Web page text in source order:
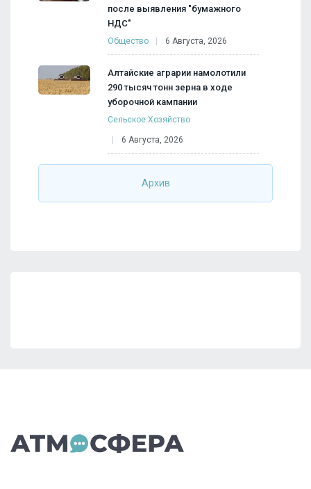
после выявления "бумажного
НДС"
Общество 6 Августа, 2026
Алтайские аграрии намолотили
290 тысяч тонн зерна в ходе
уборочной кампании
Сельское Хозяйство
6 Августа, 2026
Архив